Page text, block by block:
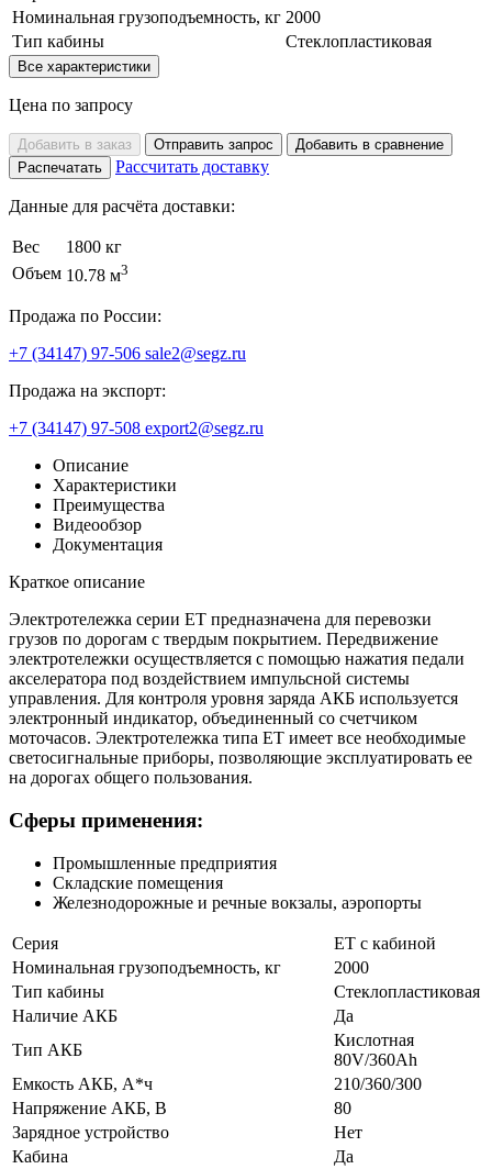
Номинальная грузоподъемность, кг 2000
Тип кабины
Стеклопластиковая
Все характеристики
Цена по запросу
Добавить в заказ Отправить запрос
Добавить в сравнение
Распечатать
Рассчитать доставку
Данные для расчёта доставки:
Вес
1800 кг
Объем 10.78 м3
Продажа по России:
+7 (34147) 97-506 sale2@segz.ru
Продажа на экспорт:
+7 (34147) 97-508 export2@segz.ru
Описание
Характеристики
Преимущества
Видеообзор
Документация
Краткое описание
Электротележка серии ЕТ предназначена для перевозки
грузов по дорогам с твердым покрытием. Передвижение
электротележки осуществляется с помощью нажатия педали
акселератора под воздействием импульсной системы
управления. Для контроля уровня заряда АКБ используется
электронный индикатор, объединенный со счетчиком
моточасов. Электротележка типа ЕТ имеет все необходимые
светосигнальные приборы, позволяющие эксплуатировать ее
на дорогах общего пользования.
Сферы применения:
Промышленные предприятия
Складские помещения
Железнодорожные и речные вокзалы, аэропорты
Серия
ЕТ с кабиной
Номинальная грузоподъемность, кг
2000
Тип кабины
Стеклопластиковая
Наличие АКБ
Да
Тип АКБ
Кислотная
80V/360Ah
Емкость АКБ, А*ч
210/360/300
Напряжение АКБ, В
80
Зарядное устройство
Нет
Кабина
Да